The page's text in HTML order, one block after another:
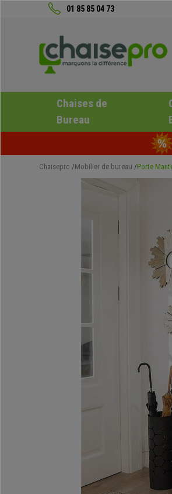
01 85 85 04 73
Chaises de
Bureau
Chaisepro Mobilier de bureau Porte